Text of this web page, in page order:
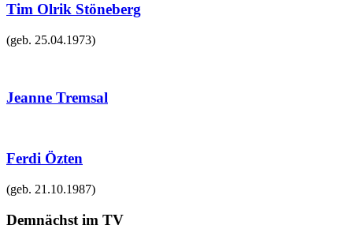
Tim Olrik Stöneberg
(geb. 25.04.1973)
Jeanne Tremsal
Ferdi Özten
(geb. 21.10.1987)
Demnächst im TV